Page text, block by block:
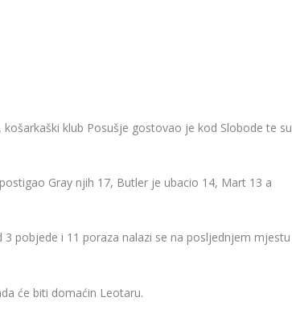
klub Posušje gostovao je kod Slobode te su
Gray njih 17, Butler je ubacio 14, Mart 13 a
pobjede i 11 poraza nalazi se na posljednjem mjestu
će biti domaćin Leotaru.